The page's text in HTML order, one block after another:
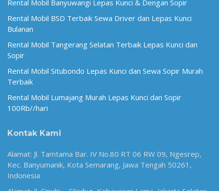
Rental Mobil Banyuwangi Lepas Kunci & Dengan Sopir
Rental Mobil BSD Terbaik Sewa Driver dan Lepas Kunci
Bulanan
Rental Mobil Tangerang Selatan Terbaik Lepas Kunci dan
Sopir
Rental Mobil Situbondo Lepas Kunci dan Sewa Sopir Murah
Terbaik
Rental Mobil Lumajang Murah Lepas Kunci dan Sopir
100Rb//hari
Kontak Kami
Alamat: Jl. Tamtama Bar. IV No.80 RT 06 RW 09, Ngesrep,
Kec. Banyumanik, Kota Semarang, Jawa Tengah 50261,
Indonesia